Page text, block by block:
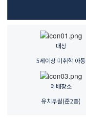
곤지암,광주
분당,도촌동
동판교,야탑
대상
5세이상 미취학 아동
예배장소
유치부실(준2층)